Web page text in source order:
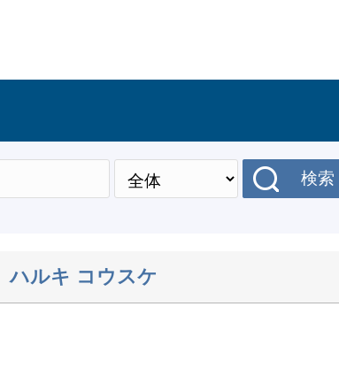
検索
ハルキ コウスケ